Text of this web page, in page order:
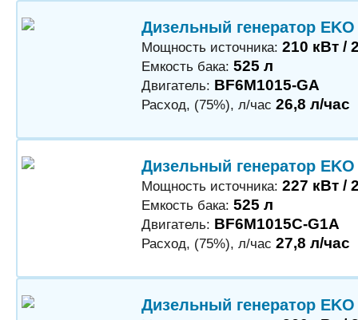
Дизельный генератор EKO
Мощность источника: 210 кВт /
Емкость бака: 525 л
Двигатель: BF6M1015-GA
Расход, (75%), л/час 26,8 л/час
Дизельный генератор EKO
Мощность источника: 227 кВт /
Емкость бака: 525 л
Двигатель: BF6M1015С-G1A
Расход, (75%), л/час 27,8 л/час
Дизельный генератор EKO